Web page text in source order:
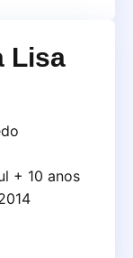
Lisa
+ 10 anos